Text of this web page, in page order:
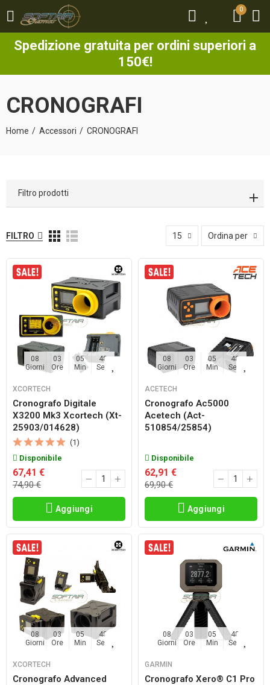
0
Spedizione gratuita per ordini superiori a
150€!
0
CRONOGRAFI
Home Accessori CRONOGRAFI
Filtro prodotti
FILTRO 15 Ordina per
08
Giorni
03
Ore
05
Min
48
Sec
XCORTECH
Cronografo Digitale
X3200 Mk3 Xcortech (xt-
25903/014628)
(1)
Disponibile
67,41 €
74,90 €
Aggiungi
08
Giorni
03
Ore
05
Min
48
Sec
ACETECH
Cronografo Ac5000
Acetech (act-
510854/25854)
Disponibile
62,91 €
69,90 €
Aggiungi
08
Giorni
03
Ore
05
Min
48
Sec
XCORTECH
Cronografo Advanced
08
Giorni
03
Ore
05
Min
48
Sec
GARMIN
Cronografo Xero® C1 Pro